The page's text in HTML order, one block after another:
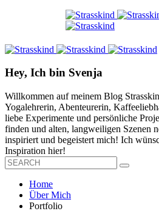
Hey, Ich bin Svenja
Willkommen auf meinem Blog
Yogalehrerin, Abenteurerin,
liebe Experimente und persönliche
finden und alten, langweiligen Szenen
inspiriert und begeistert mich! Ich
Inspiration hier!
Home
Über Mich
Portfolio